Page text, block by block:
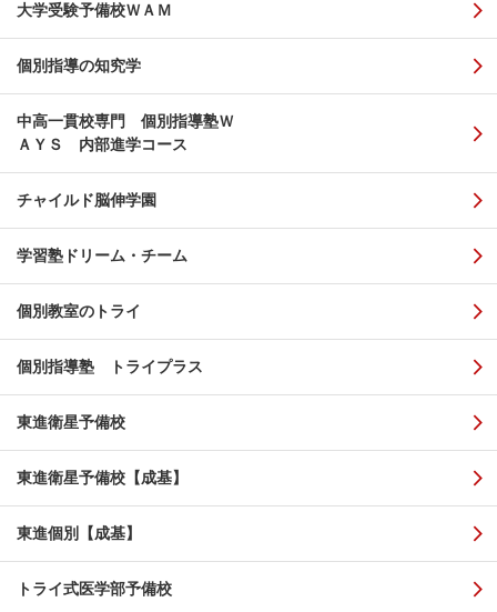
大学受験予備校ＷＡＭ
個別指導の知究学
中高一貫校専門 個別指導塾Ｗ
ＡＹＳ 内部進学コース
チャイルド脳伸学園
学習塾ドリーム・チーム
個別教室のトライ
個別指導塾 トライプラス
東進衛星予備校
東進衛星予備校【成基】
東進個別【成基】
トライ式医学部予備校